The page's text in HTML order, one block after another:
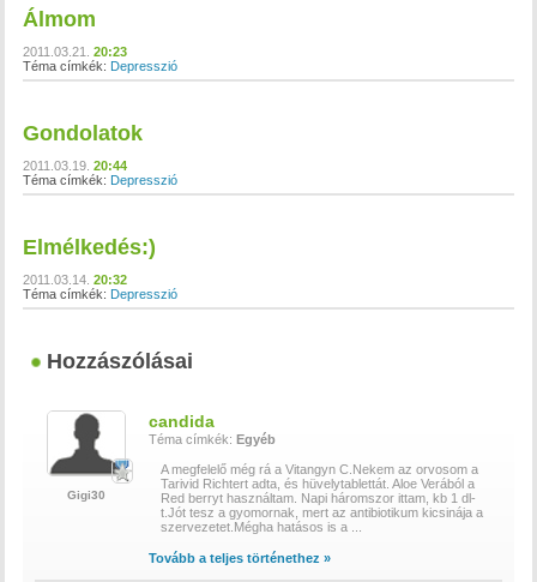
Álmom
2011.03.21.
20:23
Téma címkék: Depresszió
Gondolatok
2011.03.19. 20:44
Téma címkék: Depresszió
Elmélkedés:)
2011.03.14. 20:32
Téma címkék: Depresszió
Hozzászólásai
Gigi30
candida
Téma címkék: Egyéb
A megfelelő még rá a Vitangyn C.Nekem az orvosom a
Tarivid Richtert adta, és hüvelytablettát. Aloe Verából a
Red berryt használtam. Napi háromszor ittam, kb 1 dl-
t.Jót tesz a gyomornak, mert az antibiotikum kicsinája a
szervezetet.Mégha hatásos is a
Tovább a teljes történethez »